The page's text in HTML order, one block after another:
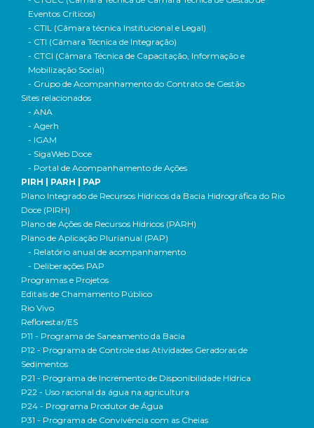
Eventos Críticos)
- CTIL (Câmara técnica Institucional e Legal)
- CTI (Câmara Técnica de Integração)
- CTCI (Câmara Técnica de Capacitação, Informação e
Mobilização Social)
- Grupo de Acompanhamento do Contrato de Gestão
Sites relacionados
- ANA
- Agerh
- IGAM
- SigaWeb Doce
- Portal de Acompanhamento de Ações
PIRH | PARH | PAP
Plano Integrado de Recursos Hídricos da Bacia Hidrográfica do Rio
Doce (PIRH)
Plano de Ações de Recursos Hídricos (PARH)
Plano de Aplicação Plurianual (PAP)
- Relatório anual de acompanhamento
- Deliberações PAP
Programas e Projetos
Editais de Chamamento Público
Rio Vivo
Reflorestar/ES
P11 - Programa de Saneamento da Bacia
P12 - Programa de Controle das Atividades Geradoras de
Sedimentos
P21 - Programa de Incremento de Disponibilidade Hídrica
P22 - Uso racional da água na agricultura
P24 - Programa Produtor de Água
P31 - Programa de Convivência com as Cheias